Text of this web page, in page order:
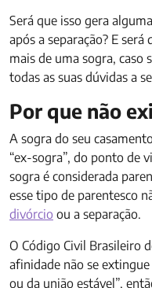
Será que isso gera
após a separação? E
mais de uma sogra, caso
todas as suas dúvidas a
Por que não
A sogra do seu
“ex-sogra”, do ponto de
sogra é considerada
esse tipo de parentesco
divórcio ou a separação.
O Código Civil Brasileiro
afinidade não se
ou da união estável”,